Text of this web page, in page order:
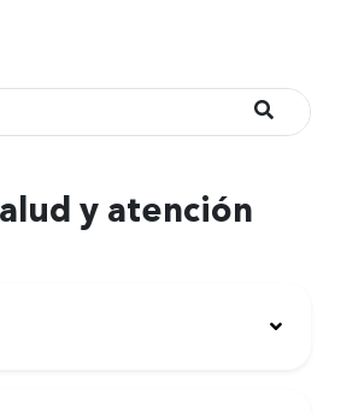
Buscar
y atención